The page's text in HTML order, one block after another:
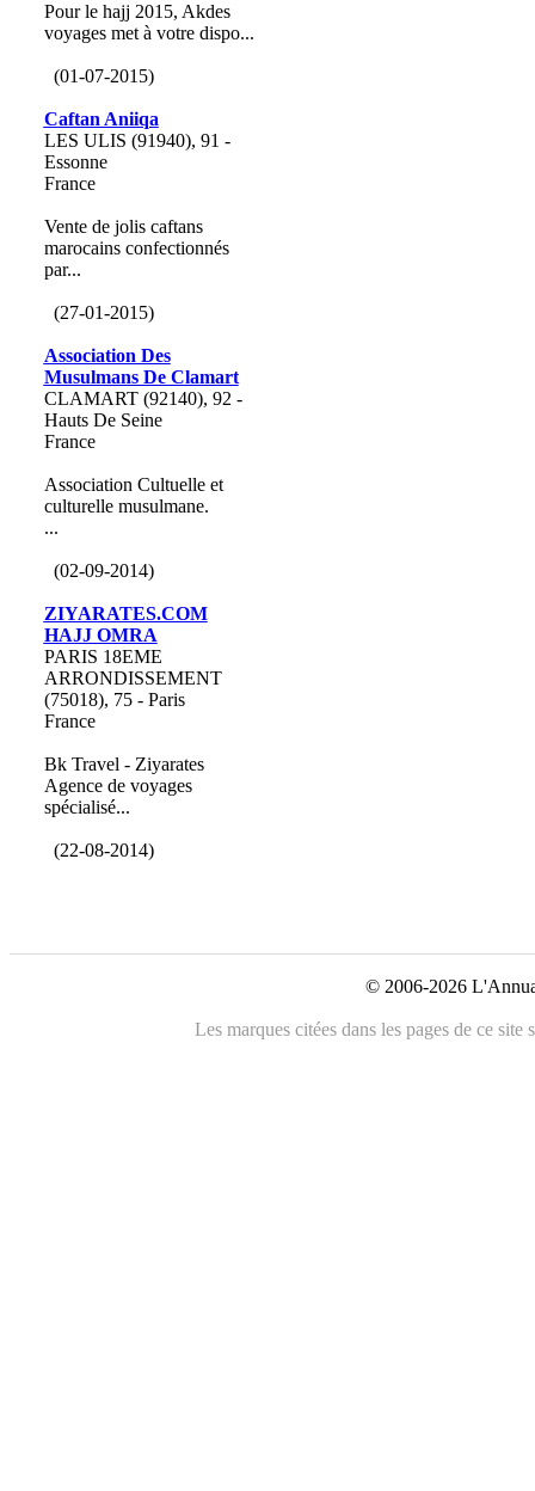
Pour le hajj 2015, Akdes
voyages met à votre dispo...
(01-07-2015)
Caftan Aniiqa
LES ULIS (91940), 91 -
Essonne
France
Vente de jolis caftans
marocains confectionnés
par...
(27-01-2015)
Association Des
Musulmans De Clamart
CLAMART (92140), 92 -
Hauts De Seine
France
Association Cultuelle et
culturelle musulmane.
...
(02-09-2014)
ZIYARATES.COM
HAJJ OMRA
PARIS 18EME
ARRONDISSEMENT
(75018), 75 - Paris
France
Bk Travel - Ziyarates
Agence de voyages
spécialisé...
(22-08-2014)
© 2006-2026
Les marques citées dans les pages de ce